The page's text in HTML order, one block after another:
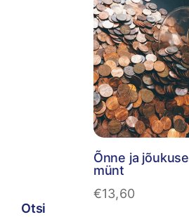
Õnne ja jõukuse
münt
€13,60
Otsi